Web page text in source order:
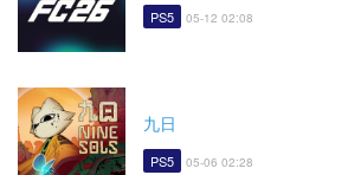
PS5 05-12 02:08
九日
PS5 05-06 02:28